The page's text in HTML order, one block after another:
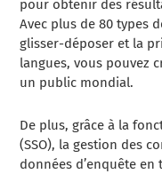
pour obtenir des
Avec plus de 80 types
glisser-déposer et la
langues, vous pouvez
un public mondial.
De plus, grâce à la
(SSO), la gestion des
données d’enquête en